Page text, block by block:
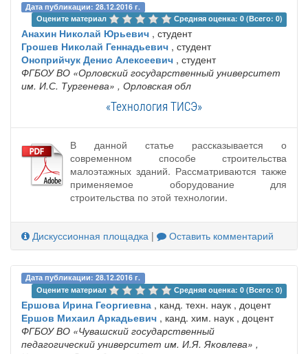
Дата публикации: 28.12.2016 г.
Оцените материал
Средняя оценка: 0 (Всего: 0)
Анахин Николай Юрьевич , студент
Грошев Николай Геннадьевич , студент
Оноприйчук Денис Алексеевич , студент
ФГБОУ ВО «Орловский государственный университет
им. И.С. Тургенева» , Орловская обл
«Технология ТИСЭ»
В данной статье рассказывается о
современном способе строительства
малоэтажных зданий. Рассматриваются также
применяемое оборудование для
строительства по этой технологии.
Дискуссионная площадка | Оставить комментарий
Дата публикации: 28.12.2016 г.
Оцените материал
Средняя оценка: 0 (Всего: 0)
Ершова Ирина Георгиевна , канд. техн. наук , доцент
Ершов Михаил Аркадьевич , канд. хим. наук , доцент
ФГБОУ ВО «Чувашский государственный
педагогический университет им. И.Я. Яковлева» ,